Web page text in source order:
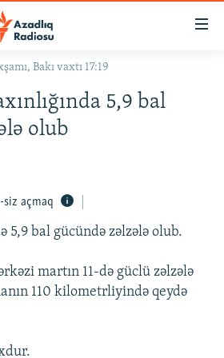
Bakı vaxtı 17:19
5,9 bal
olub
siz açmaq
5,9 bal gücündə zəlzələ olub.
martın 11-də güclü zəlzələ
110 kilometrliyində qeydə